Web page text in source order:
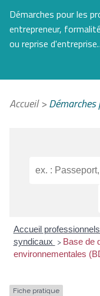
Démarches pour les
entrepreneur,
ou reprise
Accueil>
Accueil professionnels
syndicaux > Base de
environnementales
Fiche pratique